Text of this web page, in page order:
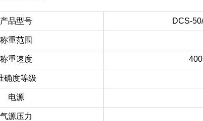
产品型号
DCS-
称重范围
称重速度
确度等级
电源
气源压力